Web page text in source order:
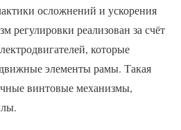
осложнений и ускорения
регулировки реализован за счёт
которые
элементы рамы. Такая
винтовые механизмы,